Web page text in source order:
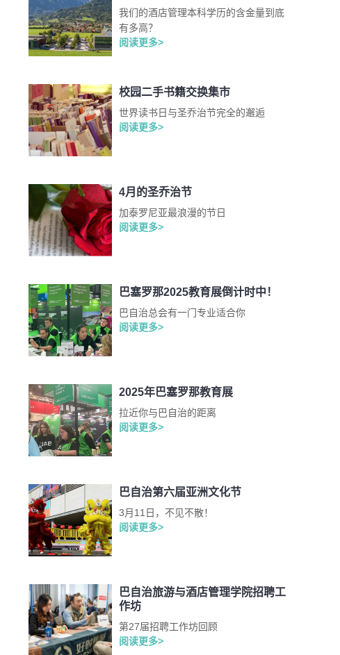
我们的酒店管理本科学历的含金量到底
有多高？
阅读更多>
校园二手书籍交换集市
世界读书日与圣乔治节完全的邂逅
阅读更多>
4月的圣乔治节
加泰罗尼亚最浪漫的节日
阅读更多>
巴塞罗那2025教育展倒计时中！
巴自治总会有一门专业适合你
阅读更多>
2025年巴塞罗那教育展
拉近你与巴自治的距离
阅读更多>
巴自治第六届亚洲文化节
3月11日，不见不散！
阅读更多>
巴自治旅游与酒店管理学院招聘工
作坊
第27届招聘工作坊回顾
阅读更多>